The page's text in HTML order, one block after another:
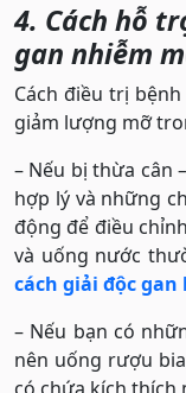
4. Cách hỗ
gan nhiễm
Cách điều trị
giảm lượng mỡ
– Nếu bị thừa cân
hợp lý và những
động để điều
và uống nước
cách giải độc gan
– Nếu bạn có
nên uống rượu